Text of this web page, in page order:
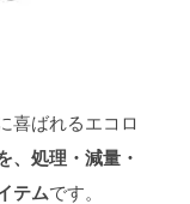
喜ばれるエコロ
、処理・減量・
テムです。